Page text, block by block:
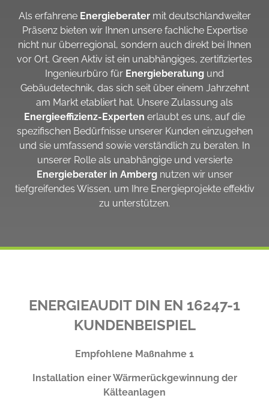
Als erfahrene Energieberatermit deutschlandweiter
Präsenz bieten wir Ihnen unsere fachliche Expertise
nicht nur überregional, sondern auch direkt bei Ihnen
vor Ort. Green Aktiv ist ein unabhängiges, zertifiziertes
Ingenieurbüro für Energieberatung und
Gebäudetechnik, das sich seit über einem Jahrzehnt
am Markt etabliert hat. Unsere Zulassung als
Energieeffizienz-Experten erlaubt es uns, auf die
spezifischen Bedürfnisse unserer Kunden einzugehen
und sie umfassend sowie verständlich zu beraten. In
unserer Rolle als unabhängige und versierte
Energieberater in Amberg nutzen wir unser
tiefgreifendes Wissen, um Ihre Energieprojekte effektiv
zu unterstützen.
ENERGIEAUDIT DIN EN 16247-1
KUNDENBEISPIEL
Empfohlene Maßnahme 1
Installation einer Wärmerückgewinnung der
Kälteanlagen